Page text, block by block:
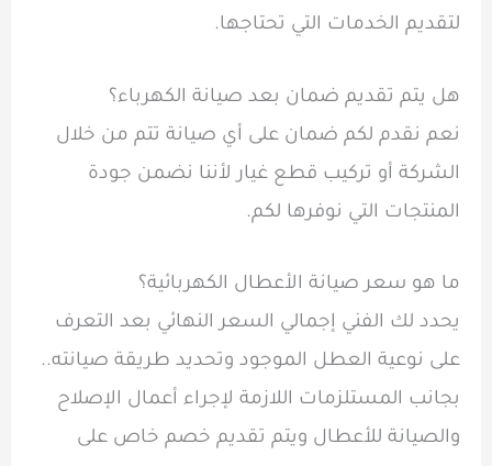
لتقديم الخدمات التي تحتاجها.
هل يتم تقديم ضمان بعد صيانة الكهرباء؟
نعم نقدم لكم ضمان على أي صيانة تتم من خلال
الشركة أو تركيب قطع غيار لأننا نضمن جودة
المنتجات التي نوفرها لكم.
ما هو سعر صيانة الأعطال الكهربائية؟
يحدد لك الفني إجمالي السعر النهائي بعد التعرف
على نوعية العطل الموجود وتحديد طريقة صيانته..
بجانب المستلزمات اللازمة لإجراء أعمال الإصلاح
والصيانة للأعطال ويتم تقديم خصم خاص على